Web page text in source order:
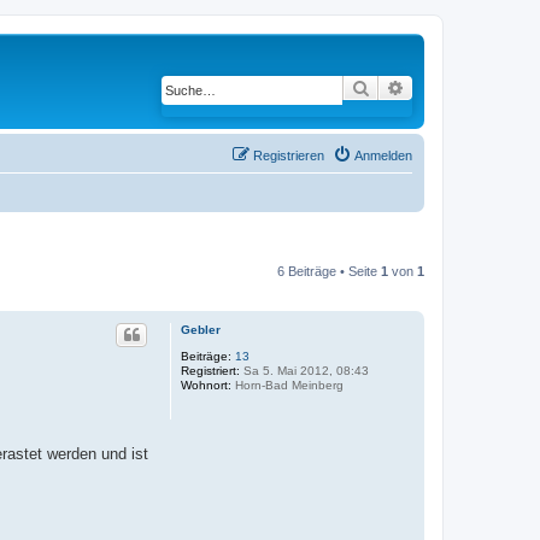
Suche
Anmelden
Registrieren
6 Beiträge • Seite 1 von 1
Gebler
Beiträge: 13
Registriert: Sa 5. Mai 2012, 08:43
Wohnort: Horn-Bad Meinberg
werden und ist